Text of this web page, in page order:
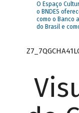
O Espaço
o BNDES
como o Banco
do Brasil e